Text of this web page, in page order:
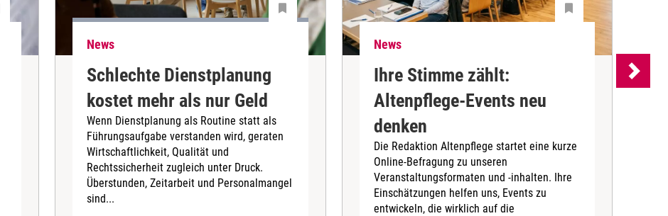
News
Schlechte Dienstplanung
kostet mehr als nur Geld
Wenn Dienstplanung als Routine statt als
Führungsaufgabe verstanden wird, geraten
Wirtschaftlichkeit, Qualität und
Rechtssicherheit zugleich unter Druck.
Überstunden, Zeitarbeit und Personalmangel
sind...
News
Ihre Stimme zählt:
Altenpflege-Events neu
denken
Die Redaktion Altenpflege startet eine kurze
Online-Befragung zu unseren
Veranstaltungsformaten und -inhalten. Ihre
Einschätzungen helfen uns, Events zu
entwickeln, die wirklich auf die